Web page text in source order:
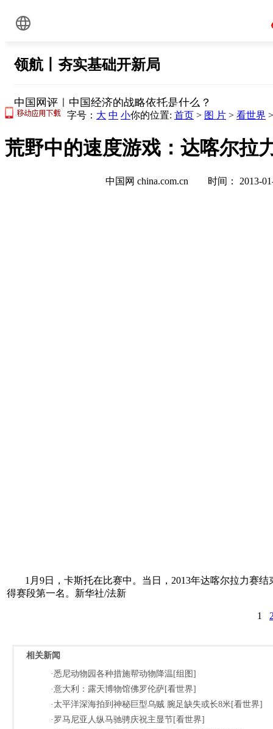
字号： 大 中 小你的位置: 首页 > 图 片 > 看世界
荒野中的速度游戏：达喀尔拉
中国网 china.com.cn 时间：
1月9日，卡斯托在比赛中。当日，2013年达喀尔拉力赛
得赛段第一名。新华社/法新
1
相关新闻
·悉尼动物园各种措施帮动物降温[组图]
·意大利：露天博物馆佛罗伦萨[看世界]
·太平洋深海拍到神秘巨型乌贼 腕足缺失或长8米[看世界]
·罗马尼亚人纵马驰骋庆祝主显节[看世界]